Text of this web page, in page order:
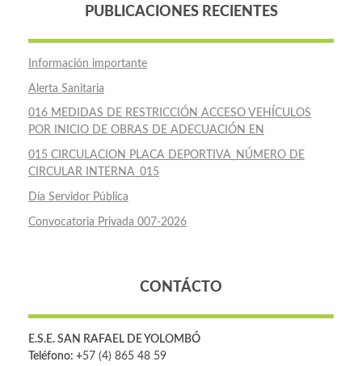
PUBLICACIONES RECIENTES
Información importante
Alerta Sanitaria
016 MEDIDAS DE RESTRICCIÓN ACCESO VEHÍCULOS
POR INICIO DE OBRAS DE ADECUACIÓN EN
015 CIRCULACION PLACA DEPORTIVA_NÚMERO DE
CIRCULAR INTERNA_015
Día Servidor Pública
Convocatoria Privada 007-2026
CONTÁCTO
E.S.E. SAN RAFAEL DE YOLOMBÓ
Teléfono: +57 (4) 865 48 59